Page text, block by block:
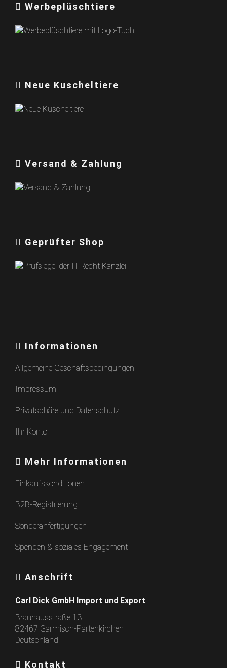
Werbeplüschtiere
Neue Kuscheltiere
Versand & Zahlung
Geprüfter Shop
Informationen
Allgemeine Geschäftsbedingungen
Impressum
Privatsphäre und Datenschutz
Ihr Konto
Mehr Informationen
Einkaufskonditionen
B2B-Registrierung
Sonderanfertigungen
Spenden & soziales Engagement
Anschrift
Carl Dick GmbH Import und Export
Brauhausstraße 13
82467 Garmisch-Partenkirchen
Deutschland
Kontakt